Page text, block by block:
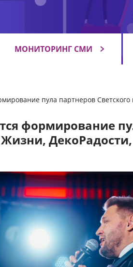
МОНИТОРИНГ СМИ
пула партнеров
формирование
Жизни,